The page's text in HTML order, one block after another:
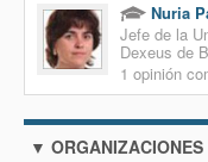
Nuria
Jefe de la
Dexeus de
1 opinión
▼ ORGANIZACIONES